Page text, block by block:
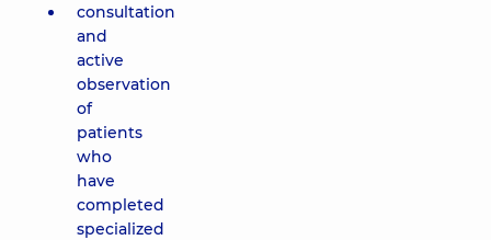
consultation
and
active
observation
of
patients
who
have
completed
specialized